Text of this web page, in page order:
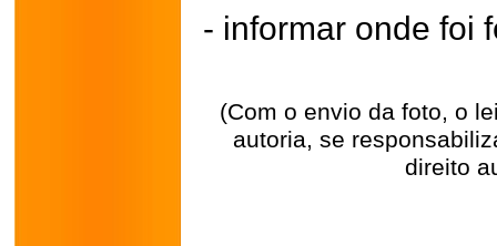
- informar onde foi
(Com o envio da foto, o
autoria, se
direito